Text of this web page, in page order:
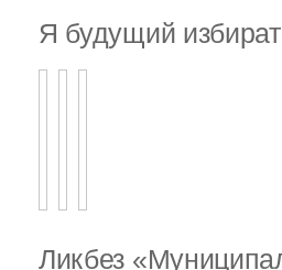
Я будущий
Ликбез